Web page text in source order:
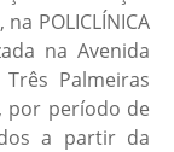
POLICLÍNICA
na Avenida
Palmeiras
por período de
a partir da